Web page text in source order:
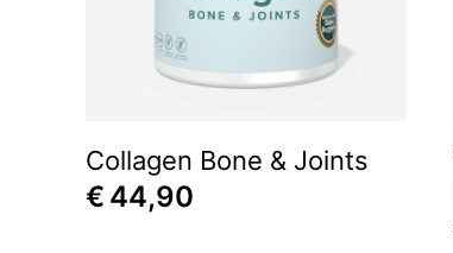
Collagen Bone & Joints
€ 44,90